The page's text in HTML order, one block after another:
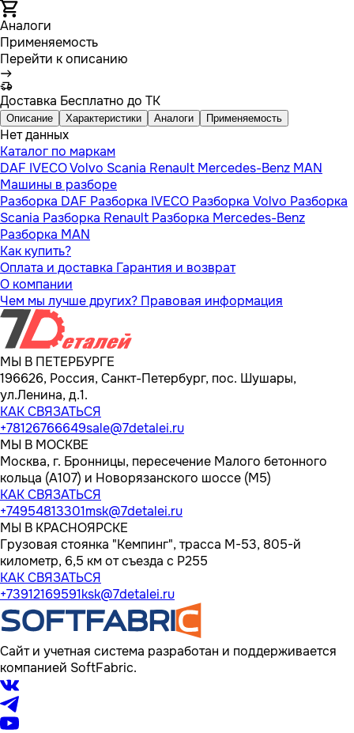
Аналоги
Применяемость
Перейти к описанию
Доставка Бесплатно до ТК
Описание Характеристики Аналоги Применяемость
Нет данных
Каталог по маркам
DAF IVECOVolvo Scania Renault Mercedes-Benz MAN
Машины в разборе
Разборка DAF Разборка IVECO Разборка Volvo Разборка
Scania Разборка Renault Разборка Mercedes-Benz
Разборка MAN
Как купить?
Оплата и доставка Гарантия и возврат
О компании
Чем мы лучше других? Правовая информация
МЫ В ПЕТЕРБУРГЕ
196626, Россия, Санкт-Петербург, пос. Шушары,
ул.Ленина, д.1.
КАК СВЯЗАТЬСЯ
+78126766649sale@7detalei.ru
МЫ В МОСКВЕ
Москва, г. Бронницы, пересечение Малого бетонного
кольца (А107) и Новорязанского шоссе (М5)
КАК СВЯЗАТЬСЯ
+74954813301msk@7detalei.ru
МЫ В КРАСНОЯРСКЕ
Грузовая стоянка "Кемпинг", трасса M-53, 805-й
километр, 6,5 км от съезда с Р255
КАК СВЯЗАТЬСЯ
+73912169591ksk@7detalei.ru
Сайт и учетная система разработан и поддерживается
компанией SoftFabric.